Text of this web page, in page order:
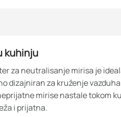
kuhinju
za neutralisanje mirisa je
dizajniran za kruženje
mirise nastale tokom
i prijatna.